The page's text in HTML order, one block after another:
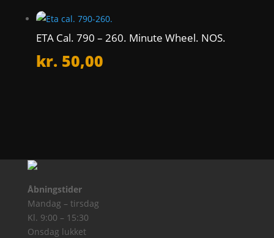
ETA Cal. 790 – 260. Minute Wheel. NOS.
kr. 50,00
Åbningstider
Mandag – tirsdag
Kl. 9:00 – 15:30
Onsdag lukket